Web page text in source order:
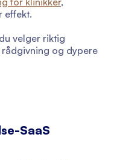
effekt.
velger riktig
og dypere
SaaS